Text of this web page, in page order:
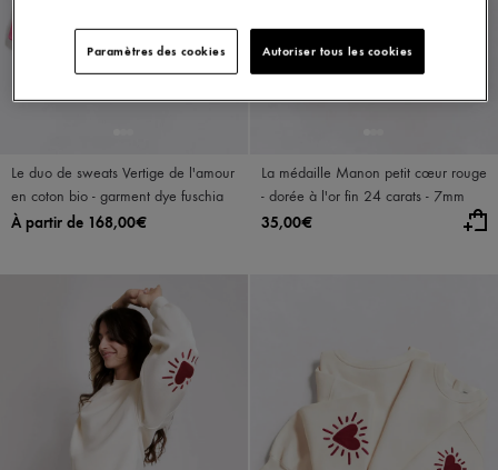
Le duo de sweats Vertige de l'amour
en coton bio - garment dye fuschia
À partir de 168,00€
La médaille Manon petit cœur rouge
- dorée à l'or fin 24 carats - 7mm
35,00€
Autoriser tous les cookies
Paramètres des cookies